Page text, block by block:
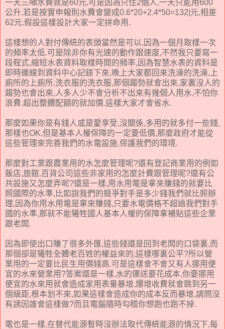
一天三噸水費就是60元,可是因為只住2個人,一天只能用600
公升,若是按實申報則水費會變成0.6*20+2.4*50=132|元,相差
62元.假設這樣設計大家一定拼命用.
這樣想的人對付傳統的表頭當然是可以,因為一個月取樣一次
的頻率太低.可是除非你有光速的動作跟速度,不然我只要寫一
段程式,縮短水表資料取樣時間的頻率,因為智慧水表的資料是
即時連線到資料中心記錄下來,晚上大家都回來洗澡的洗澡,上
廁所的上廁所,洗衣服的洗衣服,那個趨勢就會出來,家裏沒人的
趨勢也會出來,人多人少不會分析不出來有幾個人用水,不怕你
浪費.超出整體配額的就加價.這樣大家才會省水.
那麼如果你是有錢人或是愛享受,沒關係,多用的就多付一些錢,
那樣也OK,但是基本人權保障的一定要低價,那麼政府才能從
這些管理來完善我們的水電設施,保護我們的環境.
那麼對工業跟農業用的水怎麼管理呢?還有登記商業用的例如
飯店,旅館,百貨公司這些非家用的怎麼計費跟管理呢?還有公
共設施又怎麼弄呢?還是一樣,用水用電是拿來賺錢的就要比
照國際的水準,比如說我們的競爭對手是多少錢我們就比照辦
理,因為你用水用電是拿來賺錢,只要水電價格不超過我們對手
國的水準,那就不能犧牲國人基本人權的保障拿補貼這些企業
跟老闆.
因為即使出口賺了很多外匯,這些錢還是回到老闆的口袋裏,而
那個卻是犧牲全體老百姓的權益來的,這樣哪裏公平?所以營
業用的一定要比民生用價錢高.可是這樣會不會又有人挪用便
宜的水來營業用?答案還是一樣,水的運送要花成本,你要挪用
便宜的水來用就會造成家用表量暴增,爆增收費就會跳到另一
個級距,根本划不來,如果這樣會造成你的成本反而暴增,請問沒
有誘因誰會這樣做?而且電腦隨時勾稽你想跑也跑不掉.
電也是一樣,在替代能源暫時沒辦法取代傳統能源的情況下,每